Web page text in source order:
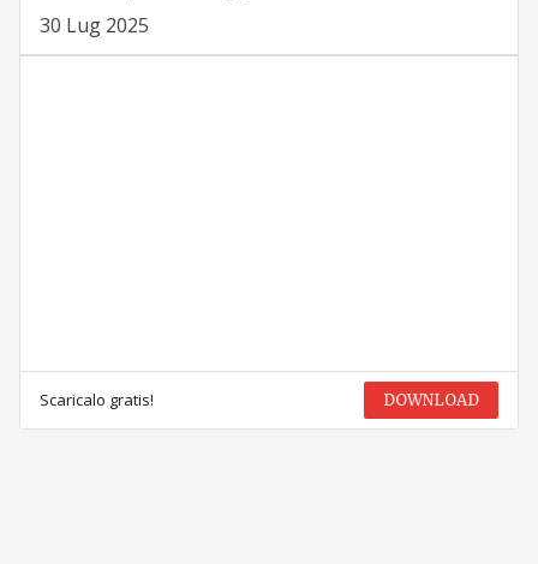
30 Lug 2025
Scaricalo gratis! DOWNLOAD